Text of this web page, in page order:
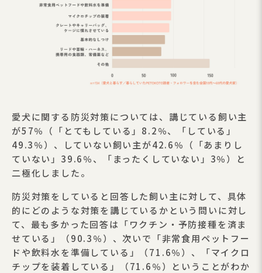
愛犬に関する防災対策については、講じている飼い主
が57％（「とてもしている」8.2％、「している」
49.3％）、していない飼い主が42.6％（「あまりし
ていない」39.6％、「まったくしていない」3％）と
二極化しました。
防災対策をしていると回答した飼い主に対して、具体
的にどのような対策を講じているかという問いに対し
て、最も多かった回答は「ワクチン・予防接種を済ま
せている」（90.3％）、次いで「非常食用ペットフー
ドや飲料水を準備している」（71.6％）、「マイクロ
チップを装着している」（71.6％）ということがわか